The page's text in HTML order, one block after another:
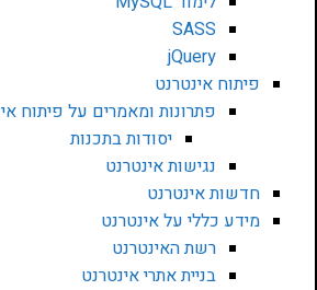
SASS
jQuery
פיתוח אינטרנט
פתרונות ומאמרים על פיתוח
יסודות בתכנות
נגישות אינטרנט
חדשות אינטרנט
מידע כללי על אינטרנט
רשת האינטרנט
בניית אתרי אינטרנט